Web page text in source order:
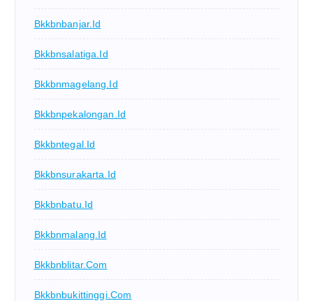
Bkkbnbanjar.id
Bkkbnsalatiga.id
Bkkbnmagelang.id
Bkkbnpekalongan.id
Bkkbntegal.id
Bkkbnsurakarta.id
Bkkbnbatu.id
Bkkbnmalang.id
Bkkbnblitar.com
Bkkbnbukittinggi.com